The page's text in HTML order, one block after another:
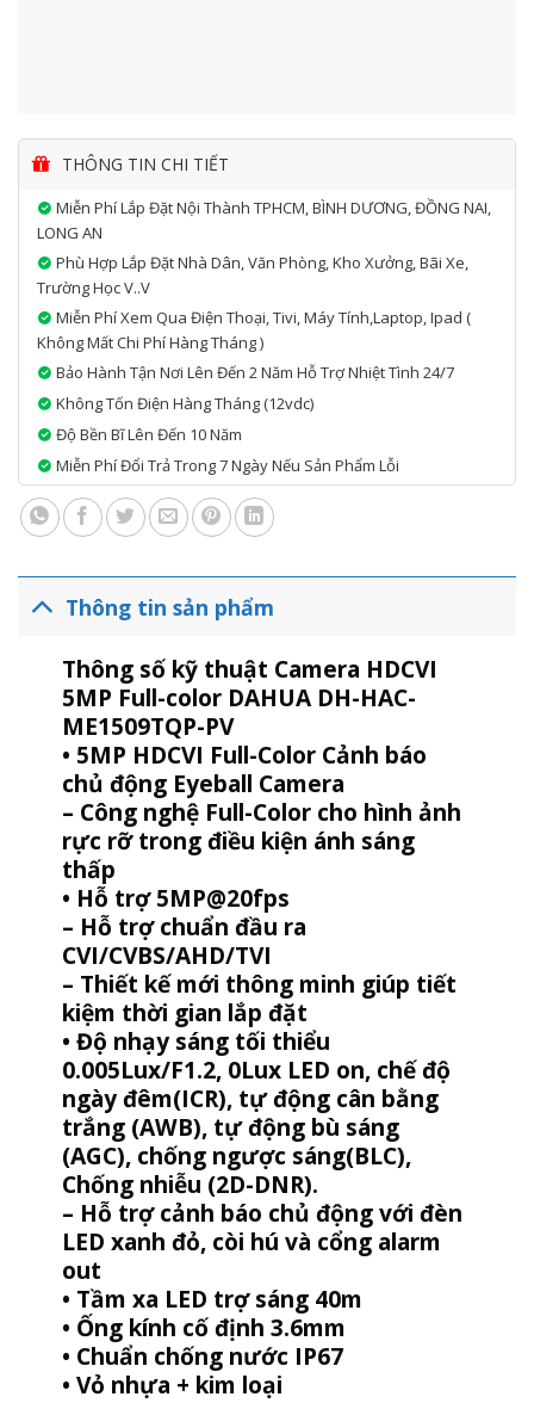
THÔNG TIN CHI TIẾT
Miễn Phí Lắp Đặt Nội Thành TPHCM, BÌNH DƯƠNG, ĐỒNG NAI,
LONG AN
Phù Hợp Lắp Đặt Nhà Dân, Văn Phòng, Kho Xưởng, Bãi Xe,
Trường Học V..v
Miễn Phí Xem Qua Điện Thoại, Tivi, Máy Tính,laptop, Ipad (
Không Mất Chi Phí Hàng Tháng )
Bảo Hành Tận Nơi Lên Đến 2 Năm Hỗ Trợ Nhiệt Tình 24/7
Không Tốn Điện Hàng Tháng (12vdc)
Độ Bền Bĩ Lên Đến 10 Năm
Miễn Phí Đổi Trả Trong 7 Ngày Nếu Sản Phẩm Lỗi
Thông tin sản phẩm
Thông số kỹ thuật Camera HDCVI
5MP Full-color DAHUA DH-HAC-
ME1509TQP-PV
• 5MP HDCVI Full-Color Cảnh báo
chủ động Eyeball Camera
– Công nghệ Full-Color cho hình ảnh
rực rỡ trong điều kiện ánh sáng
thấp
• Hỗ trợ 5MP@20fps
– Hỗ trợ chuẩn đầu ra
CVI/CVBS/AHD/TVI
– Thiết kế mới thông minh giúp tiết
kiệm thời gian lắp đặt
• Độ nhạy sáng tối thiểu
0.005Lux/F1.2, 0Lux LED on, chế độ
ngày đêm(ICR), tự động cân bằng
trắng (AWB), tự động bù sáng
(AGC), chống ngược sáng(BLC),
Chống nhiễu (2D-DNR).
– Hỗ trợ cảnh báo chủ động với đèn
LED xanh đỏ, còi hú và cổng alarm
out
• Tầm xa LED trợ sáng 40m
• Ống kính cố định 3.6mm
• Chuẩn chống nước IP67
• Vỏ nhựa + kim loại